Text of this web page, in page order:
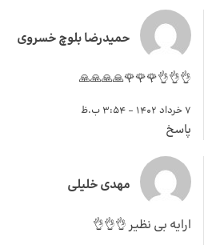
حمیدرضا بلوچ خسروی
👌👌👌🌹🌹🌹🙏🙏🙏🙏
7 خرداد 1402 - 3:54 ب.ظ
پاسخ
مهدی خلیلی
ارایه بی نظیر 👌👌👌